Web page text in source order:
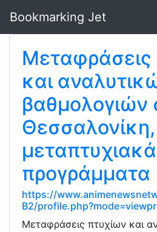
Bookmarking Jet
Μεταφράσεις
και
βαθμολογιών
Θεσσαλονίκη,
μεταπτυχιακά
προγράμματα
https://
B2/
Μεταφράσεις πτυχίων και